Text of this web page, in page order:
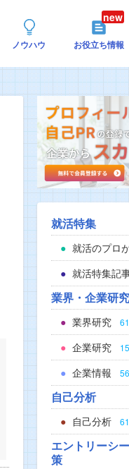
ノウハウ お役立ち情報
就活特集
就活のプロ
就活特集記
業界・企業研究
業界研究 61
企業研究
企業情報 56
自己分析
自己分析 61
エントリーシ
策